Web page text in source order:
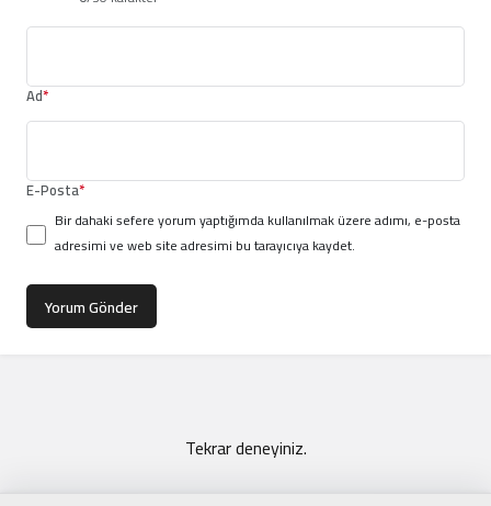
Ad*
E-Posta*
Bir dahaki sefere yorum yaptığımda kullanılmak üzere adımı, e-posta
adresimi ve web site adresimi bu tarayıcıya kaydet.
Yorum Gönder
Tekrar deneyiniz.